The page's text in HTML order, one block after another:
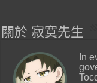
關於 寂寞先生
In